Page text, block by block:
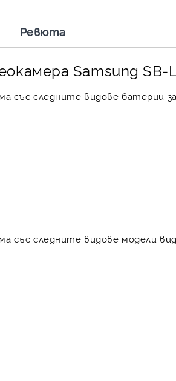
Ревюта
Samsung SB-
със следните видове батерии
със следните видове модели